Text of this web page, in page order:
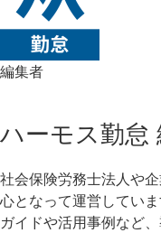
編集者
ハーモス勤怠
社会保険労務士法人や
心となって運営してい
ガイドや活用事例など